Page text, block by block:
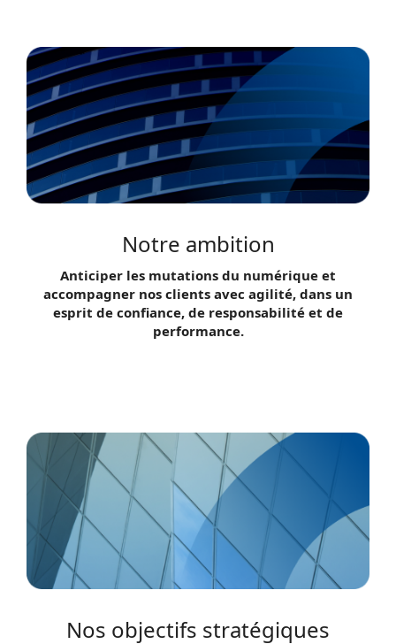
Notre ambition
Anticiper les mutations du numérique et
accompagner nos clients avec agilité, dans un
esprit de confiance, de responsabilité et de
performance.
Nos objectifs stratégiques